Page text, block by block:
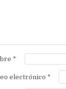
*
electrónico *